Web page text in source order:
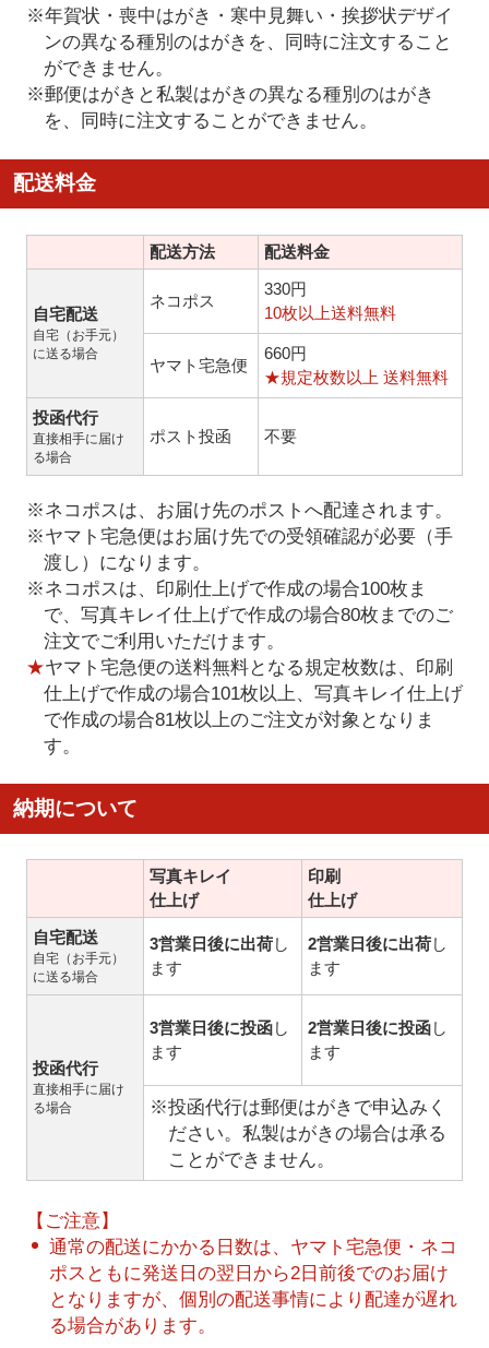
※年賀状・喪中はがき・寒中見舞い・挨拶状デザイ
ンの異なる種別のはがきを、同時に注文すること
ができません。
※郵便はがきと私製はがきの異なる種別のはがき
を、同時に注文することができません。
配送料金
配送方法 配送料金
自宅配送
自宅（お手元）
に送る場合
ネコポス
330円
10枚以上送料無料
ヤマト宅急便
660円
★規定枚数以上 送料無料
投函代行
直接相手に届け
る場合
ポスト投函 不要
※ネコポスは、お届け先のポストへ配達されます。
※ヤマト宅急便はお届け先での受領確認が必要（手
渡し）になります。
※ネコポスは、印刷仕上げで作成の場合100枚ま
で、写真キレイ仕上げで作成の場合80枚までのご
注文でご利用いただけます。
★ヤマト宅急便の送料無料となる規定枚数は、印刷
仕上げで作成の場合101枚以上、写真キレイ仕上げ
で作成の場合81枚以上のご注文が対象となりま
す。
納期について
写真キレイ
仕上げ
印刷
仕上げ
自宅配送
自宅（お手元）
に送る場合
3営業日後に出荷し
ます
2営業日後に出荷し
ます
投函代行
直接相手に届け
る場合
3営業日後に投函し
ます
2営業日後に投函し
ます
※投函代行は郵便はがきで申込みく
ださい。私製はがきの場合は承る
ことができません。
【ご注意】
通常の配送にかかる日数は、ヤマト宅急便・ネコ
ポスともに発送日の翌日から2日前後でのお届け
となりますが、個別の配送事情により配達が遅れ
る場合があります。